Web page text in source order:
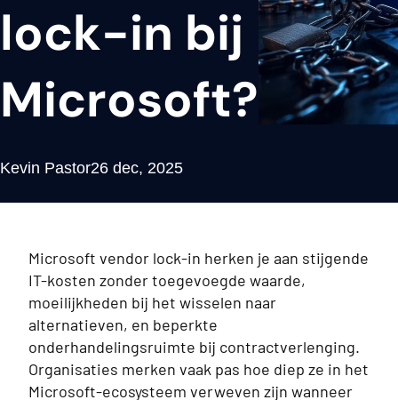
lock-in bij
Microsoft?
Kevin Pastor26 dec, 2025
Microsoft vendor lock-in herken je aan stijgende
IT-kosten zonder toegevoegde waarde,
moeilijkheden bij het wisselen naar
alternatieven, en beperkte
onderhandelingsruimte bij contractverlenging.
Organisaties merken vaak pas hoe diep ze in het
Microsoft-ecosysteem verweven zijn wanneer